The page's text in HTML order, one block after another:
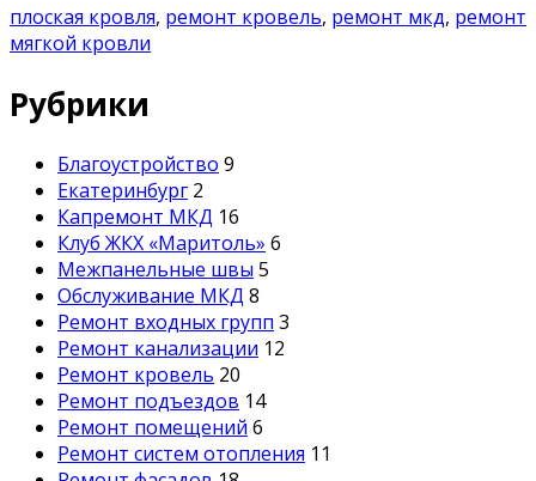
плоская кровля, ремонт кровель, ремонт мкд, ремонт
мягкой кровли
Рубрики
Благоустройство 9
Екатеринбург 2
Капремонт МКД 16
Клуб ЖКХ «Маритоль» 6
Межпанельные швы 5
Обслуживание МКД 8
Ремонт входных групп 3
Ремонт канализации 12
Ремонт кровель 20
Ремонт подъездов 14
Ремонт помещений 6
Ремонт систем отопления 11